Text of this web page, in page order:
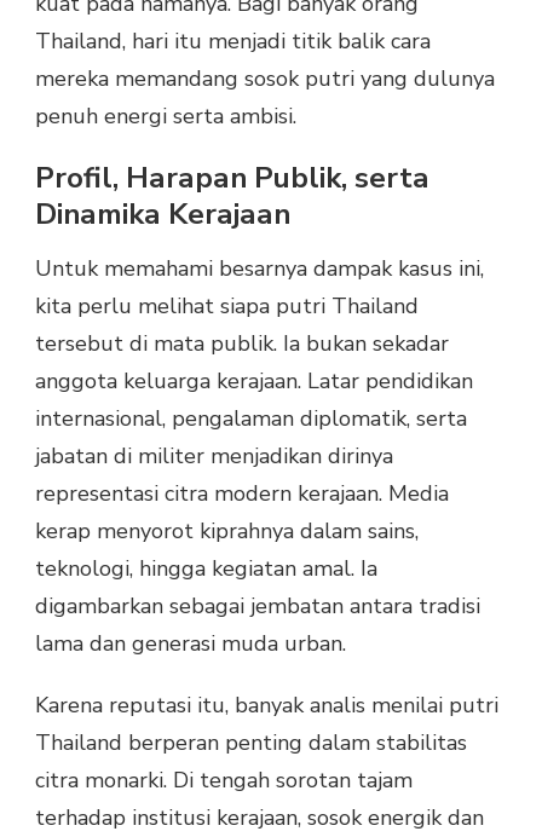
Thailand, hari itu menjadi titik balik cara
mereka memandang sosok putri yang dulunya
penuh energi serta ambisi.
Profil, Harapan Publik, serta
Dinamika Kerajaan
Untuk memahami besarnya dampak kasus ini,
kita perlu melihat siapa putri Thailand
tersebut di mata publik. Ia bukan sekadar
anggota keluarga kerajaan. Latar pendidikan
internasional, pengalaman diplomatik, serta
jabatan di militer menjadikan dirinya
representasi citra modern kerajaan. Media
kerap menyorot kiprahnya dalam sains,
teknologi, hingga kegiatan amal. Ia
digambarkan sebagai jembatan antara tradisi
lama dan generasi muda urban.
Karena reputasi itu, banyak analis menilai putri
Thailand berperan penting dalam stabilitas
citra monarki. Di tengah sorotan tajam
terhadap institusi kerajaan, sosok energik dan